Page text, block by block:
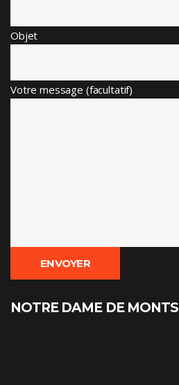
Objet
Votre message (facultatif)
NOTRE DAME DE MONTS